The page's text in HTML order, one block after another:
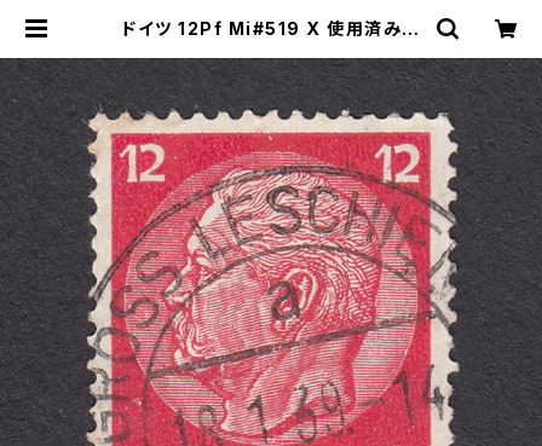
ドイツ 12Pf Mi#519 X 使用済み切
9 | ヤングスタンプのネットショップ |
Young Stamp